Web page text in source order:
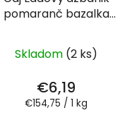
pomaranč bazalka
Skladom (2 ks)
€6,19
Jednotková
€154,75 / 1 kg